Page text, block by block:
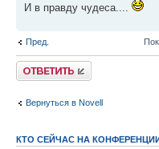
И в правду чудеса....
Пред.
Ответить
Вернуться в Novell
КТО СЕЙЧАС НА